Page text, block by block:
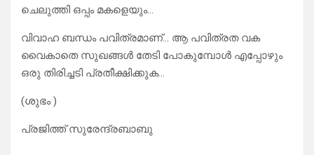
ചെലുത്തി ഒപ്പം മകളെയും…
വിവാഹ ബന്ധം പവിത്രമാണ്… ആ പവിത്രത വക
വൈകാതെ സുഖങ്ങൾ തേടി പോകുമ്പോൾ എപ്പോഴും
ഒരു തിരിച്ചടി പ്രതീക്ഷിക്കുക…
(ശുഭം )
പ്രജിത്ത് സുരേന്ദ്രബാബു